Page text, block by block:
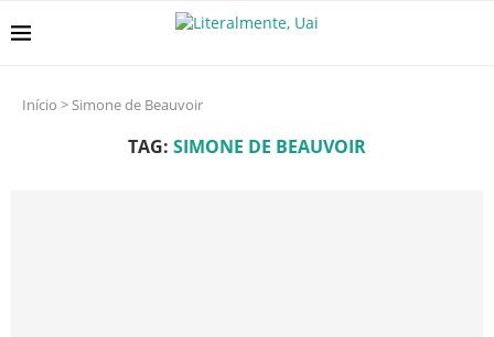
Início >Simone de Beauvoir
TAG: SIMONE DE BEAUVOIR